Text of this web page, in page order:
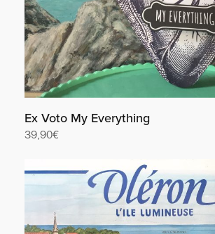
Ex Voto My Everything
39,90€